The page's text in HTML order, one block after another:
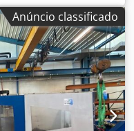
Percursos dos eixos:
3.200 Z = 1.600
6.000 rpm Outros
para 60 posições
NC opcionais Campos
Opcional:
troca de cabeçote de
contra
suporte ao operador
Anúncio classificado